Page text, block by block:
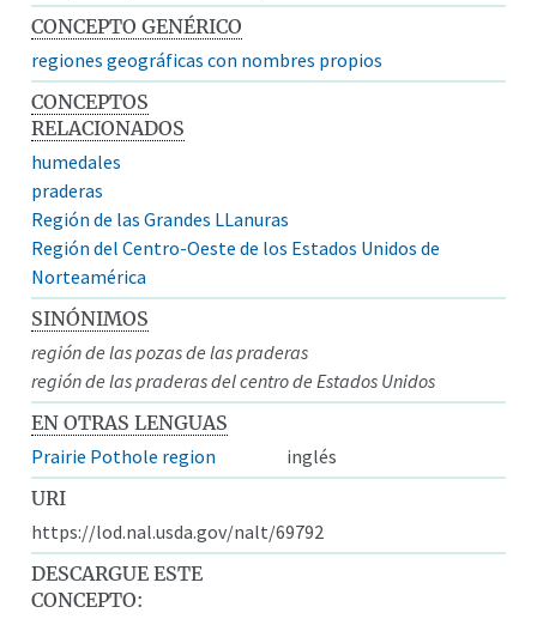
CONCEPTO GENÉRICO
regiones geográficas con nombres propios
CONCEPTOS
RELACIONADOS
humedales
praderas
Región de las Grandes LLanuras
Región del Centro-Oeste de los Estados Unidos de
Norteamérica
SINÓNIMOS
región de las pozas de las praderas
región de las praderas del centro de Estados Unidos
EN OTRAS LENGUAS
Prairie Pothole region
inglés
URI
https://lod.nal.usda.gov/nalt/69792
DESCARGUE ESTE
CONCEPTO: